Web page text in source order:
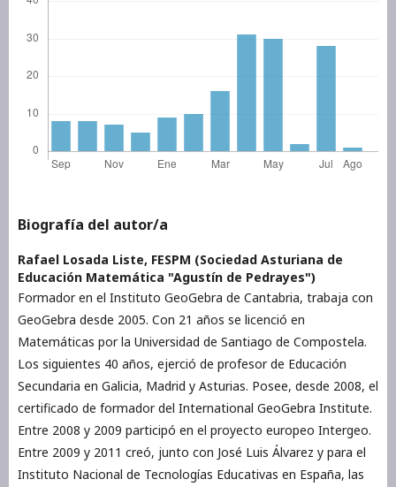
Biografía del autor/a
Rafael Losada Liste, FESPM (Sociedad Asturiana de
Educación Matemática "Agustín de Pedrayes")
Formador en el Instituto GeoGebra de Cantabria, trabaja con
GeoGebra desde 2005. Con 21 años se licenció en
Matemáticas por la Universidad de Santiago de Compostela.
Los siguientes 40 años, ejerció de profesor de Educación
Secundaria en Galicia, Madrid y Asturias. Posee, desde 2008, el
certificado de formador del International GeoGebra Institute.
Entre 2008 y 2009 participó en el proyecto europeo Intergeo.
Entre 2009 y 2011 creó, junto con José Luis Álvarez y para el
Instituto Nacional de Tecnologías Educativas en España, las